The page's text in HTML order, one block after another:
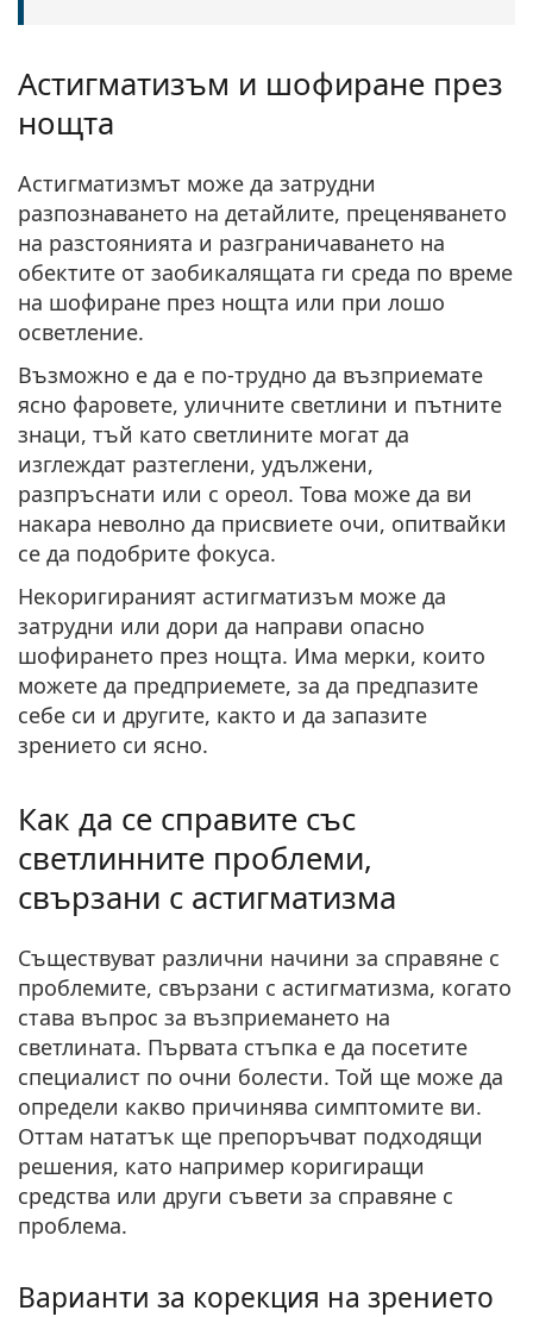
Астигматизъм и шофиране през
нощта
Астигматизмът може да затрудни
разпознаването на детайлите, преценяването
на разстоянията и разграничаването на
обектите от заобикалящата ги среда по време
на шофиране през нощта или при лошо
осветление.
Възможно е да е по-трудно да възприемате
ясно фаровете, уличните светлини и пътните
знаци, тъй като светлините могат да
изглеждат разтеглени, удължени,
разпръснати или с ореол. Това може да ви
накара неволно да присвиете очи, опитвайки
се да подобрите фокуса.
Некоригираният астигматизъм може да
затрудни или дори да направи опасно
шофирането през нощта. Има мерки, които
можете да предприемете, за да предпазите
себе си и другите, както и да запазите
зрението си ясно.
Как да се справите със
светлинните проблеми,
свързани с астигматизма
Съществуват различни начини за справяне с
проблемите, свързани с астигматизма, когато
става въпрос за възприемането на
светлината. Първата стъпка е да посетите
специалист по очни болести. Той ще може да
определи какво причинява симптомите ви.
Оттам нататък ще препоръчват подходящи
решения, като например коригиращи
средства или други съвети за справяне с
проблема.
Варианти за корекция на зрението